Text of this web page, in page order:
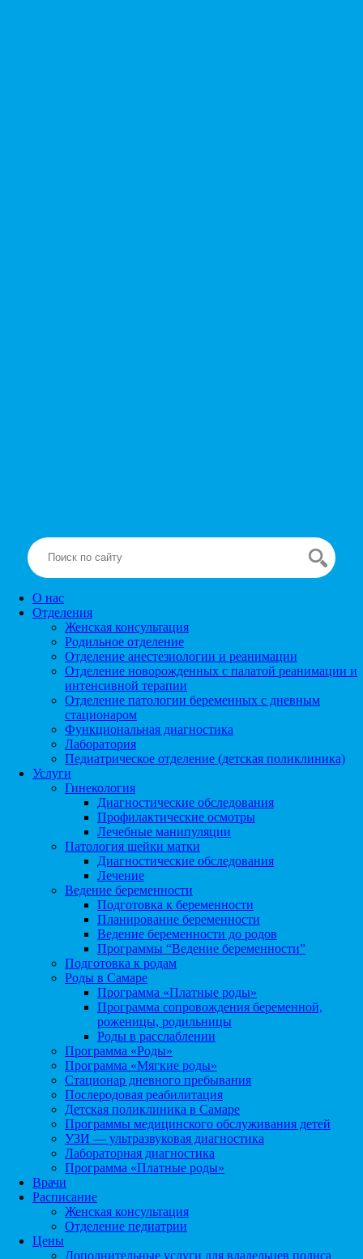
О нас
Отделения
Женская консультация
Родильное отделение
Отделение анестезиологии и реанимации
Отделение новорожденных с палатой реанимации и
интенсивной терапии
Отделение патологии беременных с дневным
стационаром
Функциональная диагностика
Лаборатория
Педиатрическое отделение (детская поликлиника)
Услуги
Гинекология
Диагностические обследования
Профилактические осмотры
Лечебные манипуляции
Патология шейки матки
Диагностические обследования
Лечение
Ведение беременности
Подготовка к беременности
Планирование беременности
Ведение беременности до родов
Программы “Ведение беременности”
Подготовка к родам
Роды в Самаре
Программа «Платные роды»
Программа сопровождения беременной,
роженицы, родильницы
Роды в расслаблении
Программа «Роды»
Программа «Мягкие роды»
Стационар дневного пребывания
Послеродовая реабилитация
Детская поликлиника в Самаре
Программы медицинского обслуживания детей
УЗИ — ультразвуковая диагностика
Лабораторная диагностика
Программа «Платные роды»
Врачи
Расписание
Женская консультация
Отделение педиатрии
Цены
Дополнительные услуги для владельцев полиса